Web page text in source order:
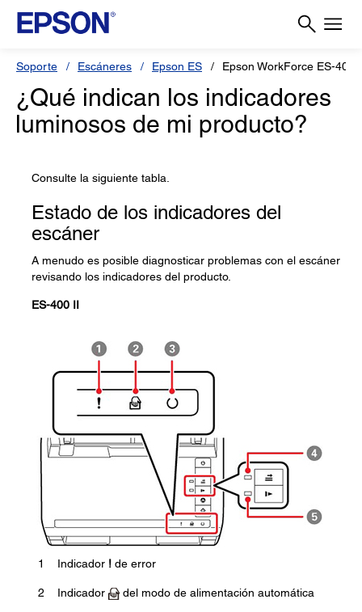
Soporte Escáneres Epson ES Epson WorkForce ES-400
¿Qué indican los indicadores
luminosos de mi producto?
Consulte la siguiente tabla.
Estado de los indicadores del
escáner
A menudo es posible diagnosticar problemas con el escáner
revisando los indicadores del producto.
ES-400 II
1 Indicador ! de error
2 Indicador del modo de alimentación automática